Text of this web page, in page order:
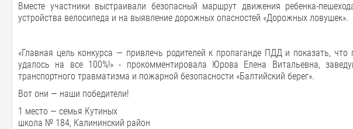
Вместе участники выстраивали безопасный маршрут движения ребенка-
устройства велосипеда и на выявление дорожных опасностей «Дорожных ловушек».
«Главная цель конкурса — привлечь родителей к пропаганде ПДД и показать,
удалось на все 100%!» - прокомментировала Юрова Елена Витальевна,
транспортного травматизма и пожарной безопасности «Балтийский берег».
Вот они — наши победители!
1 место — семья Кутиных
школа № 184, Калининский район